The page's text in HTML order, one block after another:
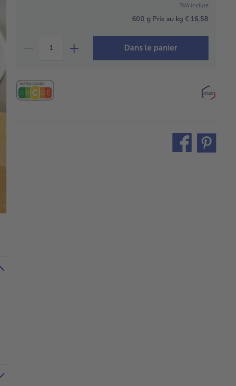
TVA incluse
600 g Prix au kg € 16,58
Dans le panier
teilen